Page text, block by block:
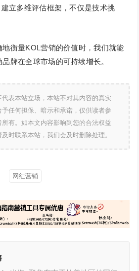
立多维评估框架，不仅是技术挑
衡量KOL营销的价值时，我们就能
牌在全球市场的可持续增长。
表本站立场，本站不对其内容的真实
任何担保、暗示和承诺，仅供读者参
有。如本文内容影响到您的合法权益
及时联系本站，我们会及时删除处理。
网红营销